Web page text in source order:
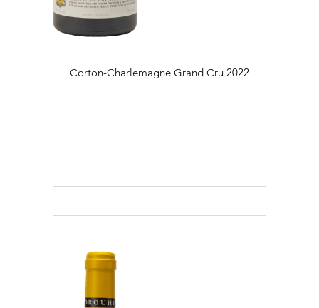
Corton-Charlemagne Grand Cru 2022